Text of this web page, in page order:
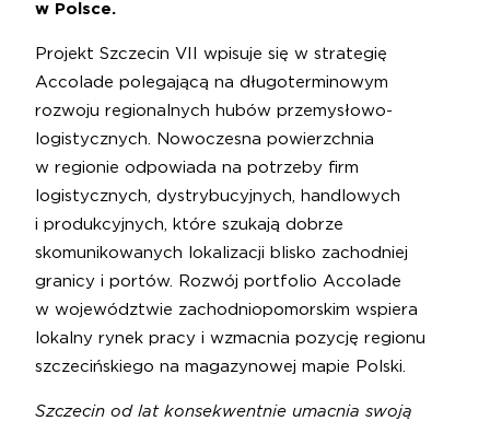
w Polsce.
Projekt Szczecin VII wpisuje się w strategię
Accolade polegającą na długoterminowym
rozwoju regionalnych hubów przemysłowo-
logistycznych. Nowoczesna powierzchnia
w regionie odpowiada na potrzeby firm
logistycznych, dystrybucyjnych, handlowych
i produkcyjnych, które szukają dobrze
skomunikowanych lokalizacji blisko zachodniej
granicy i portów. Rozwój portfolio Accolade
w województwie zachodniopomorskim wspiera
lokalny rynek pracy i wzmacnia pozycję regionu
szczecińskiego na magazynowej mapie Polski.
Szczecin od lat konsekwentnie umacnia swoją